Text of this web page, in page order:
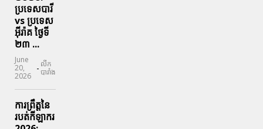
ប្រទេសបារី
vs ប្រទេស
អ៊ីរ៉ាគ ថ្ងៃទី​
២៣ ...
June
20,
2026
- លីក
បារាំង
ការព្រឹត្តនៃ
របត់កីឡាករ